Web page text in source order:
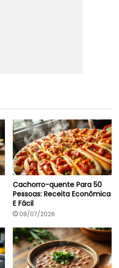
Cachorro-quente Para 50
Pessoas: Receita Econômica
E Fácil
08/07/2026